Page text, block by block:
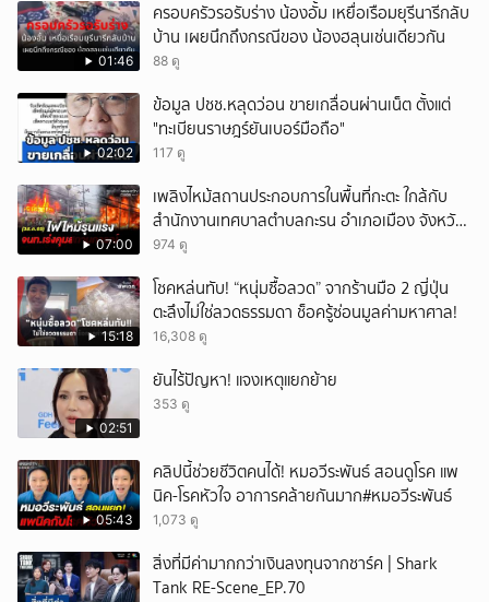
01:46
ครอบครัวรอรับร่าง น้องอั้ม เหยื่อเรือมยุรีนารีกลับ
บ้าน เผยนึกถึงกรณีของ น้องฮลุนเช่นเดียวกัน
88 ดู
02:02
ข้อมูล ปชช.หลุดว่อน ขายเกลื่อนผ่านเน็ต ตั้งแต่
"ทะเบียนราษฎร์ยันเบอร์มือถือ"
117 ดู
07:00
เพลิงไหม้สถานประกอบการในพื้นที่กะตะ ใกล้กับ
สำนักงานเทศบาลตำบลกะรน อำเภอเมือง จังหวัด
ภูเก็ต
974 ดู
15:18
โชคหล่นทับ! “หนุ่มซื้อลวด” จากร้านมือ 2 ญี่ปุ่น
ตะลึงไม่ใช่ลวดธรรมดา ช็อครู้ซ่อนมูลค่ามหาศาล!
16,308 ดู
02:51
ยันไร้ปัญหา! แจงเหตุแยกย้าย
353 ดู
05:43
คลิปนี้ช่วยชีวิตคนได้! หมอวีระพันธ์ สอนดูโรค แพ
นิค-โรคหัวใจ อาการคล้ายกันมาก#หมอวีระพันธ์
1,073 ดู
สิ่งที่มีค่ามากกว่าเงินลงทุนจากชาร์ค | Shark
Tank RE-Scene_EP.70